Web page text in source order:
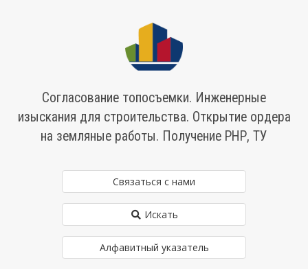
Согласование топосъемки. Инженерные
изыскания для строительства. Открытие ордера
на земляные работы. Получение РНР, ТУ
Связаться с нами
Искать
Алфавитный указатель